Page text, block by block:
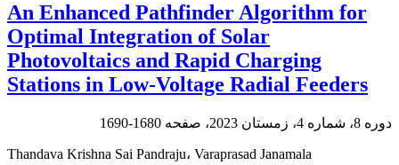
An Enhanced Pathfinder Algorithm for
Optimal Integration of Solar
Photovoltaics and Rapid Charging
Stations in Low-Voltage Radial Feeders
دوره 8، شماره 4، زمستان 2023، صفحه 1680-1690
Thandava Krishna Sai Pandraju، Varaprasad Janamala